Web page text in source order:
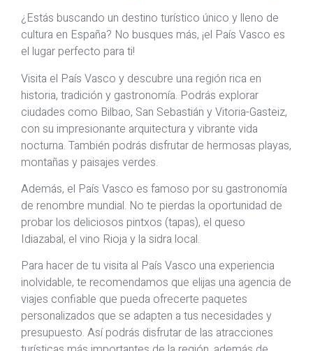
¿Estás buscando un destino turístico único y lleno de
cultura en España? No busques más, ¡el País Vasco es
el lugar perfecto para ti!
Visita el País Vasco y descubre una región rica en
historia, tradición y gastronomía. Podrás explorar
ciudades como Bilbao, San Sebastián y Vitoria-Gasteiz,
con su impresionante arquitectura y vibrante vida
nocturna. También podrás disfrutar de hermosas playas,
montañas y paisajes verdes.
Además, el País Vasco es famoso por su gastronomía
de renombre mundial. No te pierdas la oportunidad de
probar los deliciosos pintxos (tapas), el queso
Idiazabal, el vino Rioja y la sidra local.
Para hacer de tu visita al País Vasco una experiencia
inolvidable, te recomendamos que elijas una agencia de
viajes confiable que pueda ofrecerte paquetes
personalizados que se adapten a tus necesidades y
presupuesto. Así podrás disfrutar de las atracciones